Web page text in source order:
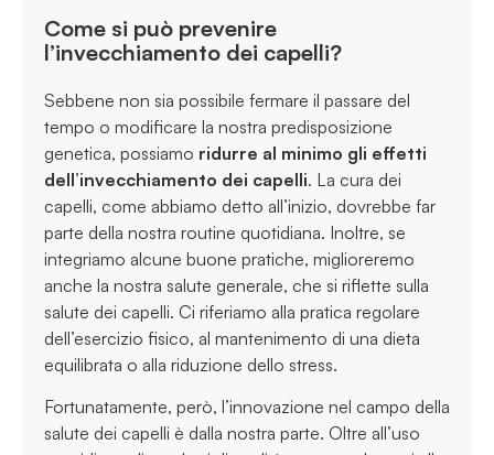
Come si può prevenire
l’invecchiamento dei capelli?
Sebbene non sia possibile fermare il passare del
tempo o modificare la nostra predisposizione
genetica, possiamo ridurre al minimo gli effetti
dell’invecchiamento dei capelli. La cura dei
capelli, come abbiamo detto all’inizio, dovrebbe far
parte della nostra routine quotidiana. Inoltre, se
integriamo alcune buone pratiche, miglioreremo
anche la nostra salute generale, che si riflette sulla
salute dei capelli. Ci riferiamo alla pratica regolare
dell’esercizio fisico, al mantenimento di una dieta
equilibrata o alla riduzione dello stress.
Fortunatamente, però, l’innovazione nel campo della
salute dei capelli è dalla nostra parte. Oltre all’uso